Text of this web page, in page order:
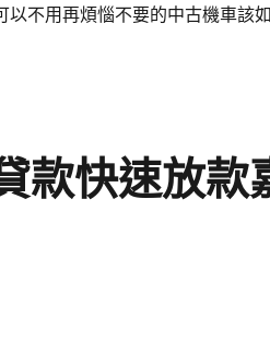
以不用再煩惱不要的中古機車該
款快速放款